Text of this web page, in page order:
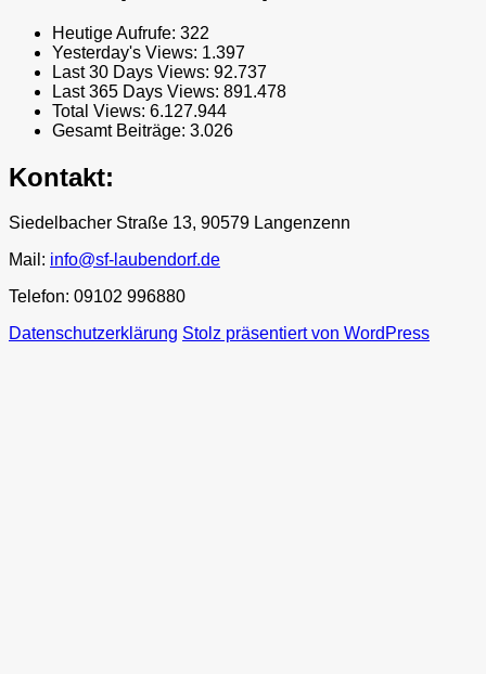
Heutige Aufrufe: 322
Yesterday's Views: 1.397
Last 30 Days Views: 92.737
Last 365 Days Views: 891.478
Total Views: 6.127.944
Gesamt Beiträge: 3.026
Kontakt:
Siedelbacher Straße 13, 90579 Langenzenn
Mail: info@sf-laubendorf.de
Telefon: 09102 996880
Datenschutzerklärung Stolz präsentiert von WordPress